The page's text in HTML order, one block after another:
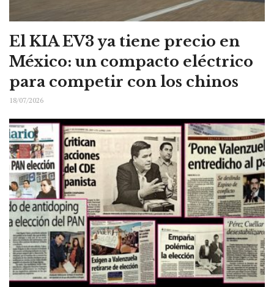
El KIA EV3 ya tiene precio en
México: un compacto eléctrico
para competir con los chinos
18/07/2026